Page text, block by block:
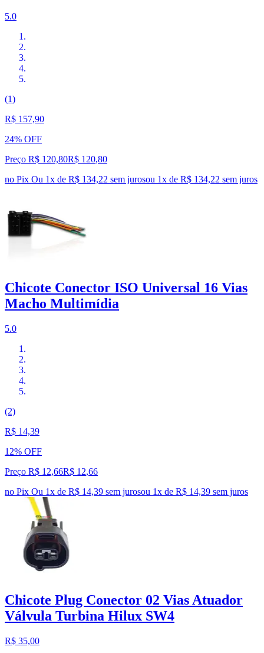
5.0
(1)
R$ 157,90
24% OFF
Preço R$ 120,80R$ 120,80
no Pix Ou 1x de R$ 134,22 sem jurosou 1x de R$ 134,22 sem juros
Chicote Conector ISO Universal 16 Vias
Macho Multimídia
5.0
(2)
R$ 14,39
12% OFF
Preço R$ 12,66R$ 12,66
no Pix Ou 1x de R$ 14,39 sem jurosou 1x de R$ 14,39 sem juros
Chicote Plug Conector 02 Vias Atuador
Válvula Turbina Hilux SW4
R$ 35,00